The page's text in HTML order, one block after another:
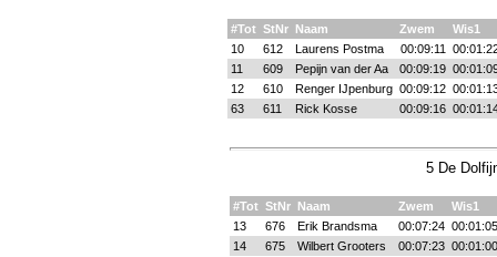
#Tot StNr Naam Zwem
Wis1
10
612 Laurens Postma 00:09:11
11
609 Pepijn van der Aa 00:09:19
12
610 Renger IJpenburg 00:09:12
63
611 Rick Kosse 00:09:16
5 De
#Tot StNr Naam Zwem
Wis1
13
676 Erik Brandsma 00:07:24 00:01:05
14
675 Wilbert Grooters 00:07:23 00:01:00